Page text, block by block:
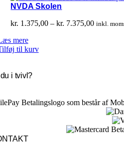
NVDA Skolen
kr. 1.375,00 – kr. 7.375,00 inkl.
mere
til kurv
i tvivl?